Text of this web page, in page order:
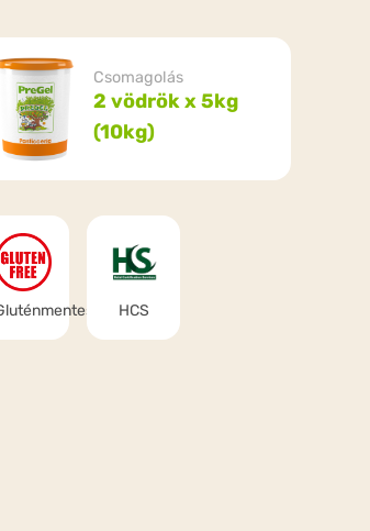
Csomagolás
2 vödrök x 5kg
(10kg)
HCS